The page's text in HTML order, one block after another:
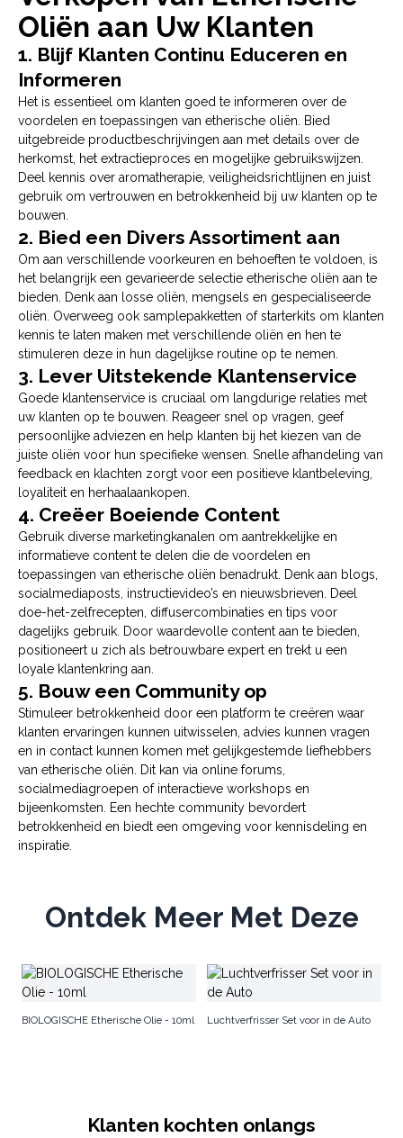
Oliën aan Uw Klanten
1. Blijf Klanten Continu Educeren en
Informeren
Het is essentieel om klanten goed te informeren over de
voordelen en toepassingen van etherische oliën. Bied
uitgebreide productbeschrijvingen aan met details over de
herkomst, het extractieproces en mogelijke gebruikswijzen.
Deel kennis over aromatherapie, veiligheidsrichtlijnen en juist
gebruik om vertrouwen en betrokkenheid bij uw klanten op te
bouwen.
2. Bied een Divers Assortiment aan
Om aan verschillende voorkeuren en behoeften te voldoen, is
het belangrijk een gevarieerde selectie etherische oliën aan te
bieden. Denk aan losse oliën, mengsels en gespecialiseerde
oliën. Overweeg ook samplepakketten of starterkits om klanten
kennis te laten maken met verschillende oliën en hen te
stimuleren deze in hun dagelijkse routine op te nemen.
3. Lever Uitstekende Klantenservice
Goede klantenservice is cruciaal om langdurige relaties met
uw klanten op te bouwen. Reageer snel op vragen, geef
persoonlijke adviezen en help klanten bij het kiezen van de
juiste oliën voor hun specifieke wensen. Snelle afhandeling van
feedback en klachten zorgt voor een positieve klantbeleving,
loyaliteit en herhaalaankopen.
4. Creëer Boeiende Content
Gebruik diverse marketingkanalen om aantrekkelijke en
informatieve content te delen die de voordelen en
toepassingen van etherische oliën benadrukt. Denk aan blogs,
socialmediaposts, instructievideo’s en nieuwsbrieven. Deel
doe-het-zelfrecepten, diffusercombinaties en tips voor
dagelijks gebruik. Door waardevolle content aan te bieden,
positioneert u zich als betrouwbare expert en trekt u een
loyale klantenkring aan.
5. Bouw een Community op
Stimuleer betrokkenheid door een platform te creëren waar
klanten ervaringen kunnen uitwisselen, advies kunnen vragen
en in contact kunnen komen met gelijkgestemde liefhebbers
van etherische oliën. Dit kan via online forums,
socialmediagroepen of interactieve workshops en
bijeenkomsten. Een hechte community bevordert
betrokkenheid en biedt een omgeving voor kennisdeling en
inspiratie.
Ontdek Meer Met Deze
BIOLOGISCHE Etherische Olie - 10ml Luchtverfrisser Set voor in de Auto
Klanten kochten onlangs